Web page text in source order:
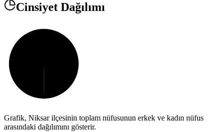
Cinsiyet Dağılımı
Grafik, Niksarilçesinin toplam nüfusunun erkek ve kadın nüfus
arasındaki dağılımını gösterir.